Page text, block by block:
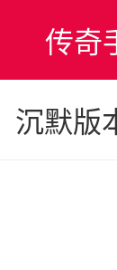
传奇
沉默版